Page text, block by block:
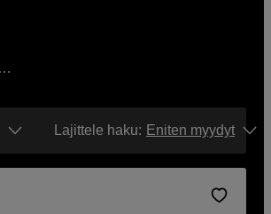
Lajittele haku: Eniten myydyt